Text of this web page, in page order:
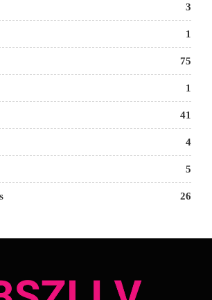
3
1
75
1
41
4
5
26